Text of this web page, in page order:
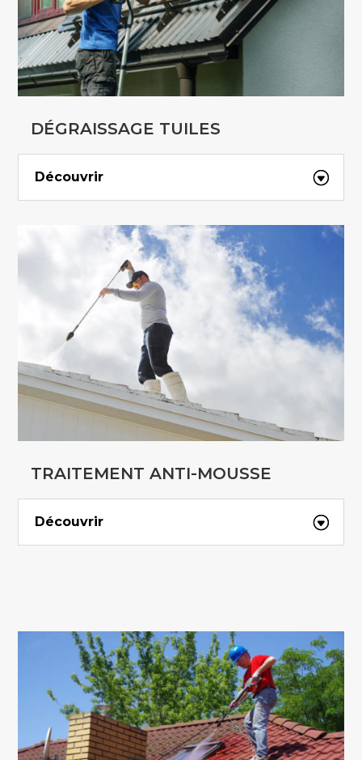
DÉGRAISSAGE TUILES
Découvrir
TRAITEMENT ANTI-MOUSSE
Découvrir